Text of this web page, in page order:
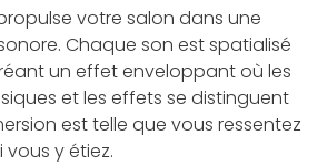
votre salon dans une
Chaque son est spatialisé
un effet enveloppant où les
et les effets se distinguent
est telle que vous ressentez
vous y étiez.